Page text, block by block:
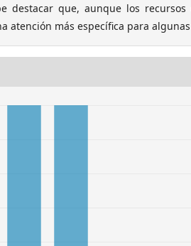
destacar que, aunque los
atención más específica para